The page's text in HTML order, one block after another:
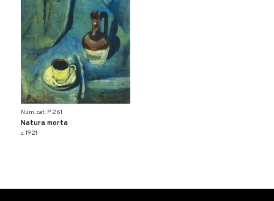
Núm. cat. P 261
Natura morta
c. 1921